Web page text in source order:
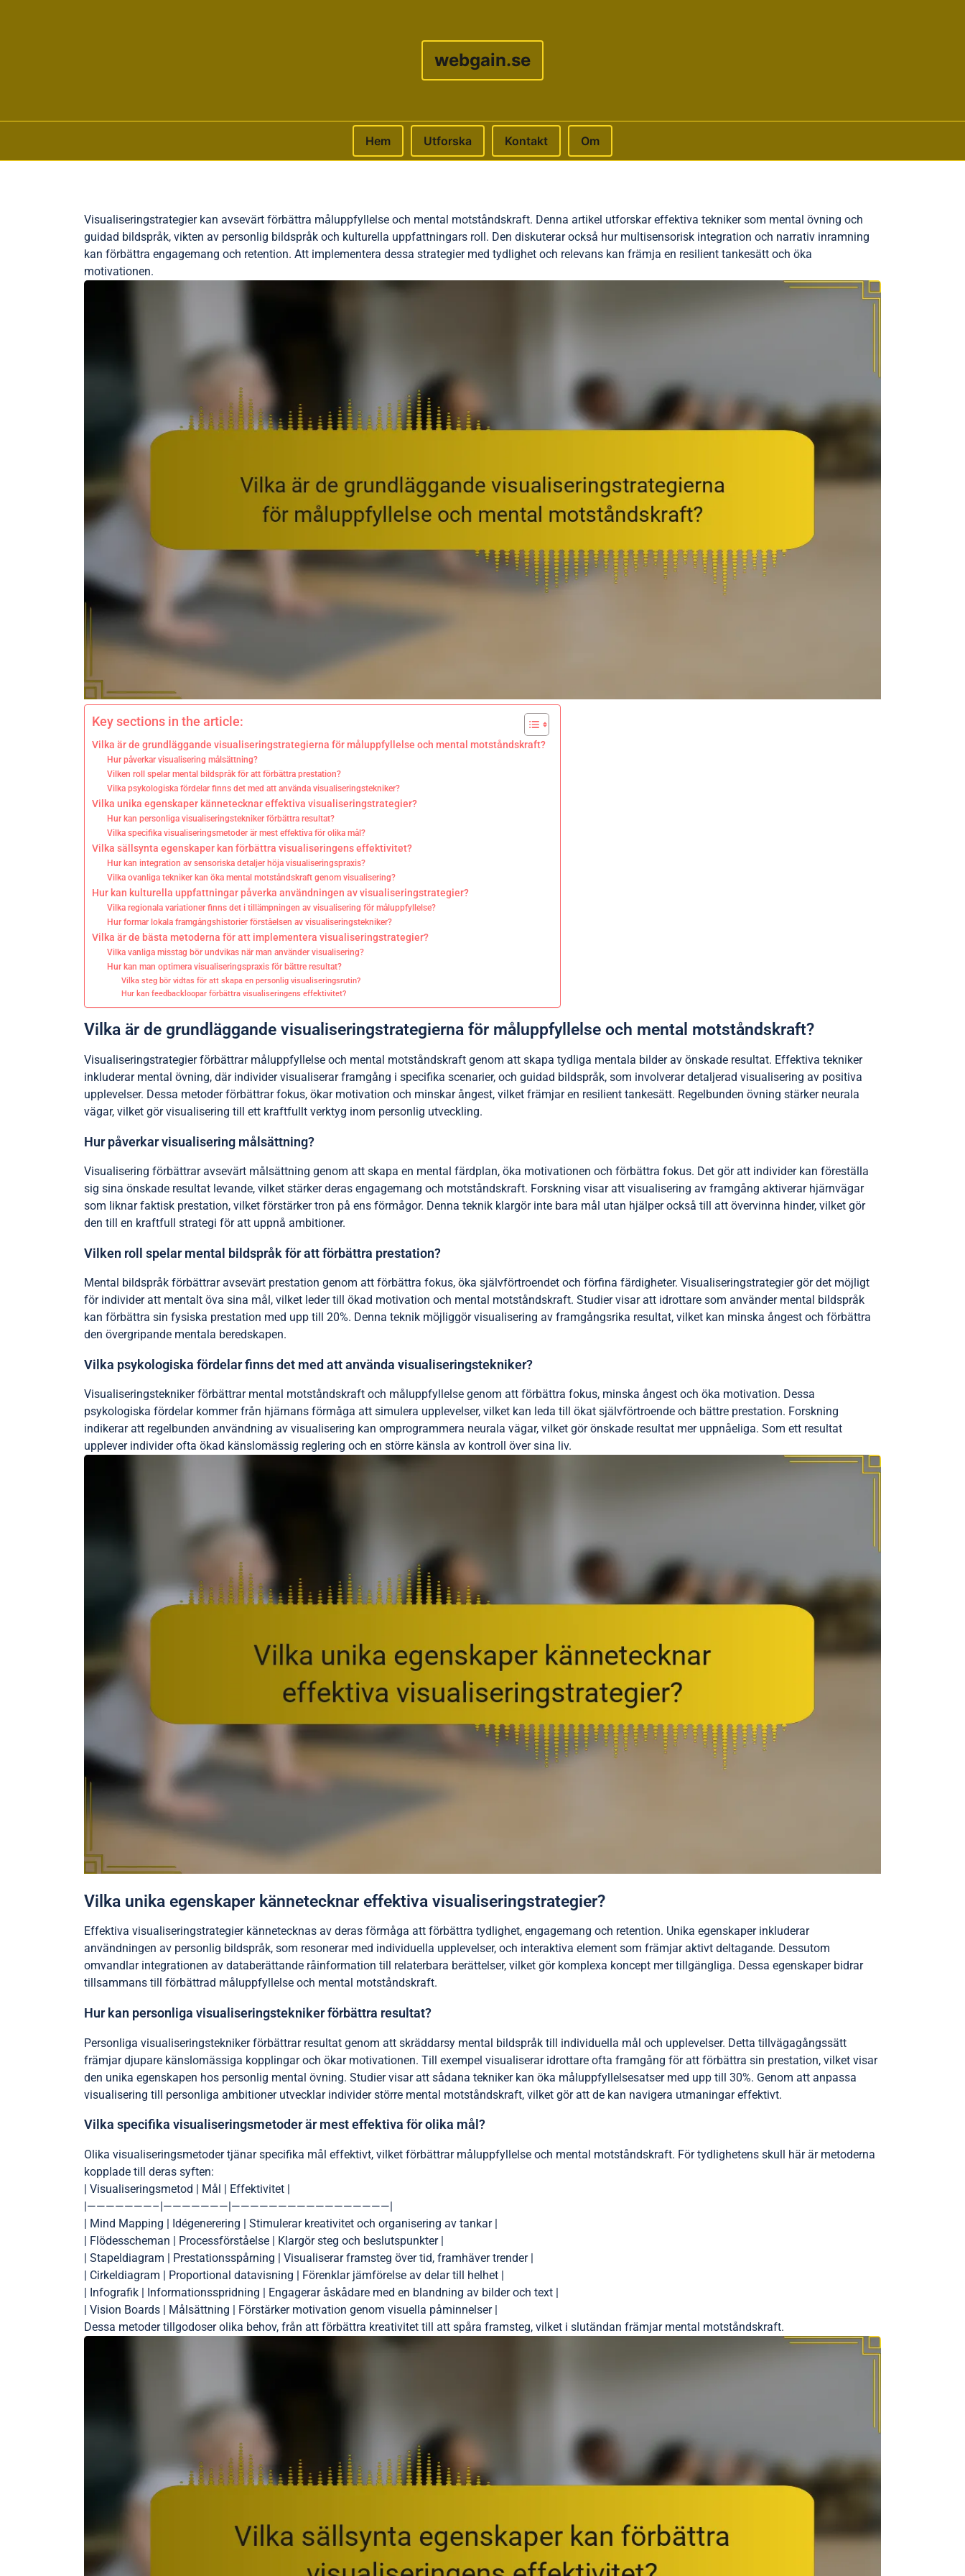
webgain.se
Hem Utforska Kontakt
Om
Visualiseringstrategier kan avsevärt förbättra måluppfyllelse och mental motståndskraft. Denna artikel utforskar effektiva tekniker som mental övning och
guidad bildspråk, vikten av personlig bildspråk och kulturella uppfattningars roll. Den diskuterar också hur multisensorisk integration och narrativ inramning
kan förbättra engagemang och retention. Att implementera dessa strategier med tydlighet och relevans kan främja en resilient tankesätt och öka
motivationen.
Key sections in the article:
Vilka är de grundläggande visualiseringstrategierna för måluppfyllelse och mental motståndskraft?
Hur påverkar visualisering målsättning?
Vilken roll spelar mental bildspråk för att förbättra prestation?
Vilka psykologiska fördelar finns det med att använda visualiseringstekniker?
Vilka unika egenskaper kännetecknar effektiva visualiseringstrategier?
Hur kan personliga visualiseringstekniker förbättra resultat?
Vilka specifika visualiseringsmetoder är mest effektiva för olika mål?
Vilka sällsynta egenskaper kan förbättra visualiseringens effektivitet?
Hur kan integration av sensoriska detaljer höja visualiseringspraxis?
Vilka ovanliga tekniker kan öka mental motståndskraft genom visualisering?
Hur kan kulturella uppfattningar påverka användningen av visualiseringstrategier?
Vilka regionala variationer finns det i tillämpningen av visualisering för måluppfyllelse?
Hur formar lokala framgångshistorier förståelsen av visualiseringstekniker?
Vilka är de bästa metoderna för att implementera visualiseringstrategier?
Vilka vanliga misstag bör undvikas när man använder visualisering?
Hur kan man optimera visualiseringspraxis för bättre resultat?
Vilka steg bör vidtas för att skapa en personlig visualiseringsrutin?
Hur kan feedbackloopar förbättra visualiseringens effektivitet?
Vilka är de grundläggande visualiseringstrategierna för måluppfyllelse och mental motståndskraft?
Visualiseringstrategier förbättrar måluppfyllelse och mental motståndskraft genom att skapa tydliga mentala bilder av önskade resultat. Effektiva tekniker
inkluderar mental övning, där individer visualiserar framgång i specifika scenarier, och guidad bildspråk, som involverar detaljerad visualisering av positiva
upplevelser. Dessa metoder förbättrar fokus, ökar motivation och minskar ångest, vilket främjar en resilient tankesätt. Regelbunden övning stärker neurala
vägar, vilket gör visualisering till ett kraftfullt verktyg inom personlig utveckling.
Hur påverkar visualisering målsättning?
Visualisering förbättrar avsevärt målsättning genom att skapa en mental färdplan, öka motivationen och förbättra fokus. Det gör att individer kan föreställa
sig sina önskade resultat levande, vilket stärker deras engagemang och motståndskraft. Forskning visar att visualisering av framgång aktiverar hjärnvägar
som liknar faktisk prestation, vilket förstärker tron på ens förmågor. Denna teknik klargör inte bara mål utan hjälper också till att övervinna hinder, vilket gör
den till en kraftfull strategi för att uppnå ambitioner.
Vilken roll spelar mental bildspråk för att förbättra prestation?
Mental bildspråk förbättrar avsevärt prestation genom att förbättra fokus, öka självförtroendet och förfina färdigheter. Visualiseringstrategier gör det möjligt
för individer att mentalt öva sina mål, vilket leder till ökad motivation och mental motståndskraft. Studier visar att idrottare som använder mental bildspråk
kan förbättra sin fysiska prestation med upp till 20%. Denna teknik möjliggör visualisering av framgångsrika resultat, vilket kan minska ångest och förbättra
den övergripande mentala beredskapen.
Vilka psykologiska fördelar finns det med att använda visualiseringstekniker?
Visualiseringstekniker förbättrar mental motståndskraft och måluppfyllelse genom att förbättra fokus, minska ångest och öka motivation. Dessa
psykologiska fördelar kommer från hjärnans förmåga att simulera upplevelser, vilket kan leda till ökat självförtroende och bättre prestation. Forskning
indikerar att regelbunden användning av visualisering kan omprogrammera neurala vägar, vilket gör önskade resultat mer uppnåeliga. Som ett resultat
upplever individer ofta ökad känslomässig reglering och en större känsla av kontroll över sina liv.
Vilka unika egenskaper kännetecknar effektiva visualiseringstrategier?
Effektiva visualiseringstrategier kännetecknas av deras förmåga att förbättra tydlighet, engagemang och retention. Unika egenskaper inkluderar
användningen av personlig bildspråk, som resonerar med individuella upplevelser, och interaktiva element som främjar aktivt deltagande. Dessutom
omvandlar integrationen av databerättande råinformation till relaterbara berättelser, vilket gör komplexa koncept mer tillgängliga. Dessa egenskaper bidrar
tillsammans till förbättrad måluppfyllelse och mental motståndskraft.
Hur kan personliga visualiseringstekniker förbättra resultat?
Personliga visualiseringstekniker förbättrar resultat genom att skräddarsy mental bildspråk till individuella mål och upplevelser. Detta tillvägagångssätt
främjar djupare känslomässiga kopplingar och ökar motivationen. Till exempel visualiserar idrottare ofta framgång för att förbättra sin prestation, vilket visar
den unika egenskapen hos personlig mental övning. Studier visar att sådana tekniker kan öka måluppfyllelsesatser med upp till 30%. Genom att anpassa
visualisering till personliga ambitioner utvecklar individer större mental motståndskraft, vilket gör att de kan navigera utmaningar effektivt.
Vilka specifika visualiseringsmetoder är mest effektiva för olika mål?
Olika visualiseringsmetoder tjänar specifika mål effektivt, vilket förbättrar måluppfyllelse och mental motståndskraft. För tydlighetens skull här är metoderna
kopplade till deras syften:
| Visualiseringsmetod | Mål | Effektivitet |
|———————–|———————|—————————————————|
| Mind Mapping | Idégenerering | Stimulerar kreativitet och organisering av tankar |
| Flödesscheman | Processförståelse | Klargör steg och beslutspunkter |
| Stapeldiagram | Prestationsspårning | Visualiserar framsteg över tid, framhäver trender |
| Cirkeldiagram | Proportional datavisning | Förenklar jämförelse av delar till helhet |
| Infografik | Informationsspridning | Engagerar åskådare med en blandning av bilder och text |
| Vision Boards | Målsättning | Förstärker motivation genom visuella påminnelser |
Dessa metoder tillgodoser olika behov, från att förbättra kreativitet till att spåra framsteg, vilket i slutändan främjar mental motståndskraft.